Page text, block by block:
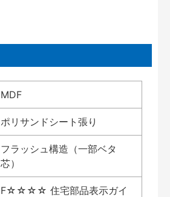
MDF
ポリサンドシート張り
フラッシュ構造（一部ベタ
芯）
F☆☆☆☆ 住宅部品表示ガイ